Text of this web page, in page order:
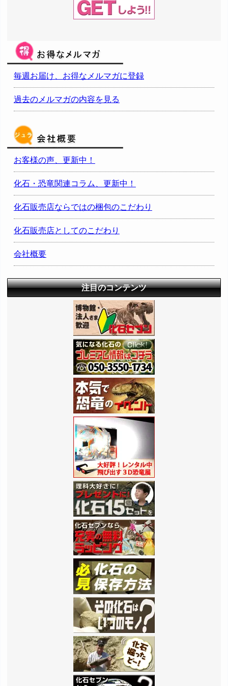
毎週お届け、お得なメルマガに登録
過去のメルマガの内容を見る
お客様の声、更新中！
化石・恐竜関連コラム、更新中！
化石販売店ならではの梱包のこだわり
化石販売店としてのこだわり
会社概要
注目のコンテンツ